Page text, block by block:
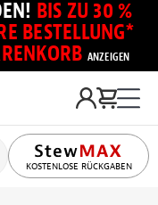
BIS ZU 30 %
BESTELLUNG*
ANZEIGEN
KOSTENLOSE RÜCKGABEN